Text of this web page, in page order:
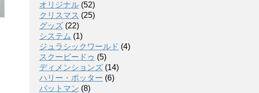
オリジナル (52)
クリスマス (25)
グッズ (22)
システム (1)
ジュラシックワールド (4)
スクービードゥ (5)
ディメンションズ (14)
ハリー・ポッター (6)
バットマン (8)